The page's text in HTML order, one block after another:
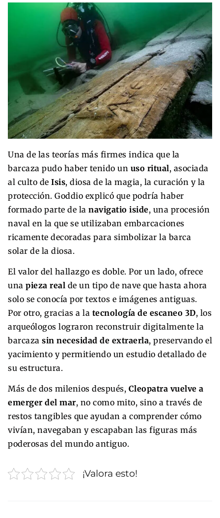
Una de las teorías más firmes indica que la
barcaza pudo haber tenido un uso ritual, asociada
al culto de Isis, diosa de la magia, la curación y la
protección. Goddio explicó que podría haber
formado parte de la navigatio iside, una procesión
naval en la que se utilizaban embarcaciones
ricamente decoradas para simbolizar la barca
solar de la diosa.
El valor del hallazgo es doble. Por un lado, ofrece
una pieza real de un tipo de nave que hasta ahora
solo se conocía por textos e imágenes antiguas.
Por otro, gracias a la tecnología de escaneo 3D, los
arqueólogos lograron reconstruir digitalmente la
barcaza sin necesidad de extraerla, preservando el
yacimiento y permitiendo un estudio detallado de
su estructura.
Más de dos milenios después, Cleopatra vuelve a
emerger del mar, no como mito, sino a través de
restos tangibles que ayudan a comprender cómo
vivían, navegaban y escapaban las figuras más
poderosas del mundo antiguo.
¡Valora esto!